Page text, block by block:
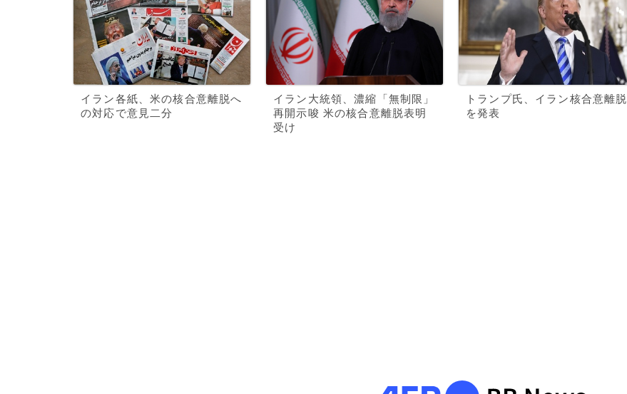
イラン各紙、米の核合意離脱へ
の対応で意見二分
イラン大統領、濃縮「無制限」
再開示唆 米の核合意離脱表明
受け
トランプ氏、イラン核合意離脱
を発表